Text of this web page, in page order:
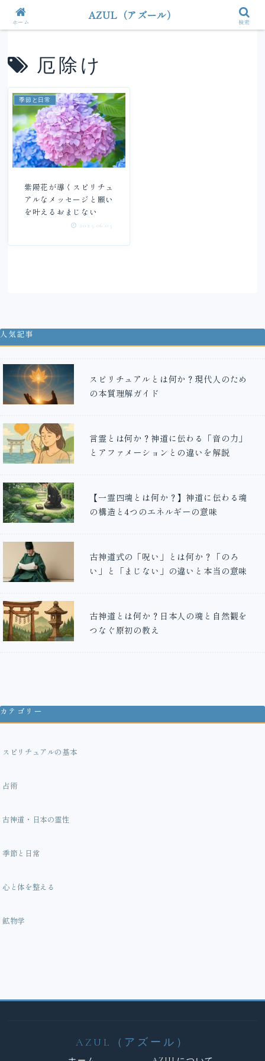
厄除け
季節と日常
紫陽花が導くスピリチュ
アルなメッセージと願い
を叶えるおまじない
2025.06.05
人気記事
スピリチュアルとは何か？現代人のため
の本質理解ガイド
言霊とは何か？神道に伝わる「音の力」
とアファメーションとの違いを解説
【一霊四魂とは何か？】神道に伝わる魂
の構造と4つのエネルギーの意味
古神道式の「呪い」とは何か？「のろ
い」と「まじない」の違いと本当の意味
古神道とは何か？日本人の魂と自然観を
つなぐ原初の教え
カテゴリー
スピリチュアルの基本
占術
古神道・日本の霊性
季節と日常
心と体を整える
鉱物学
AZUL（アズール）
ホーム
AZUL（アズール）
検索